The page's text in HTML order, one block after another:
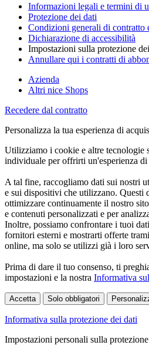
Informazioni legali e termini di
Protezione dei dati
Condizioni generali di contratto
Dichiarazione di accessibilità
Impostazioni sulla protezione
Annullare qui i contratti di
Azienda
Altri nice Shops
Recedere dal contratto
Personalizza la tua esperienza di
Utilizziamo i cookie e altre tecnologie
individuale per offrirti un'esperienza di
A tal fine, raccogliamo dati sui nostri
e sui dispositivi che utilizzano. Questi
ottimizzare continuamente il nostro
e contenuti personalizzati e per
Inoltre, possiamo confrontare i tuoi
fornitori esterni e mostrarti offerte
online, ma solo se utilizzi già i loro
Prima di dare il tuo consenso, ti
impostazioni e la nostra Informativa
Accetta Solo obbligatori
Informativa sulla protezione dei dati
Impostazioni personali sulla